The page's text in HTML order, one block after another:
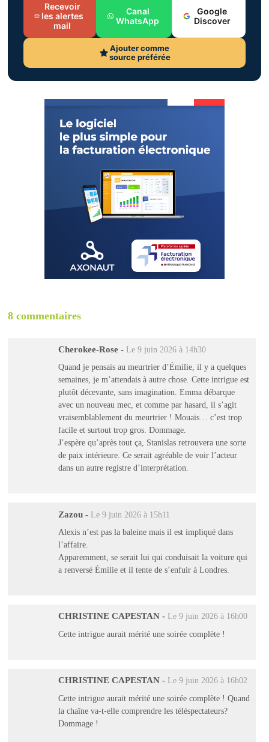
Recevoir
les alertes
mail
Canal
WhatsApp
Google
Discover
Ajouter comme
source préférée
8 commentaires
Cherokee-Rose - Le 9 juin 2026 à 14h30
Quand je pensais au meurtrier d’Émilie, il y a quelques
semaines, je m’attendais à autre chose. Cette intrigue est
plutôt décevante, sans imagination. Emma débarque
avec un nouveau mec, et comme par hasard, il s’agit
vraisemblablement du meurtrier ! Mouais… c’est trop
facile et surtout trop gros. Dommage.
J’espère qu’après tout ça, Stanislas retrouvera une sorte
de paix intérieure. Ce serait agréable de voir l’acteur
dans un autre registre d’interprétation.
Zazou - Le 9 juin 2026 à 15h11
Alexis n’est pas la baleine mais il est impliqué dans
l’affaire.
Apparemment, se serait lui qui conduisait la voiture qui
a renversé Émilie et il tente de s’enfuir à Londres.
CHRISTINE CAPESTAN - Le 9 juin 2026 à 16h00
Cette intrigue aurait mérité une soirée complète !
CHRISTINE CAPESTAN - Le 9 juin 2026 à 16h02
Cette intrigue aurait mérité une soirée complète ! Quand
la chaîne va-t-elle comprendre les téléspectateurs?
Dommage !